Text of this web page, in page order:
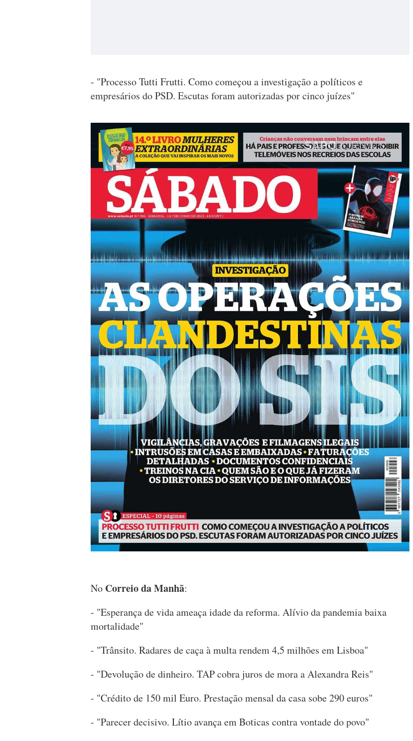
- "Processo Tutti Frutti. Como começou a investigação a políticos e
empresários do PSD. Escutas foram autorizadas por cinco juízes"
No Correio da Manhã:
- "Esperança de vida ameaça idade da reforma. Alívio da pandemia baixa
mortalidade"
- "Trânsito. Radares de caça à multa rendem 4,5 milhões em Lisboa"
- "Devolução de dinheiro. TAP cobra juros de mora a Alexandra Reis"
- "Crédito de 150 mil Euro. Prestação mensal da casa sobe 290 euros"
- "Parecer decisivo. Lítio avança em Boticas contra vontade do povo"